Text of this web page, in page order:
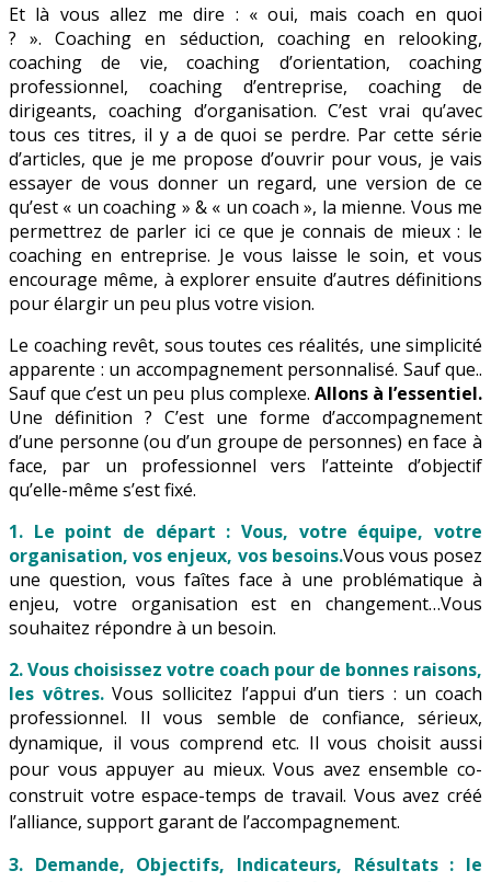
Et là vous allez me dire : « oui, mais coach en quoi
? ». Coaching en séduction, coaching en relooking,
coaching de vie, coaching d’orientation, coaching
professionnel, coaching d’entreprise, coaching de
dirigeants, coaching d’organisation. C’est vrai qu’avec
tous ces titres, il y a de quoi se perdre. Par cette série
d’articles, que je me propose d’ouvrir pour vous, je vais
essayer de vous donner un regard, une version de ce
qu’est « un coaching » & « un coach », la mienne. Vous me
permettrez de parler ici ce que je connais de mieux : le
coaching en entreprise. Je vous laisse le soin, et vous
encourage même, à explorer ensuite d’autres définitions
pour élargir un peu plus votre vision.
Le coaching revêt, sous toutes ces réalités, une simplicité
apparente : un accompagnement personnalisé. Sauf que..
Sauf que c’est un peu plus complexe. Allons à l’essentiel.
Une définition ? C’est une forme d’accompagnement
d’une personne (ou d’un groupe de personnes) en face à
face, par un professionnel vers l’atteinte d’objectif
qu’elle-même s’est fixé.
1. Le point de départ : Vous, votre équipe, votre
organisation, vos enjeux, vos besoins.Vous vous posez
une question, vous faîtes face à une problématique à
enjeu, votre organisation est en changement…Vous
souhaitez répondre à un besoin.
2. Vous choisissez votre coach pour de bonnes raisons,
les vôtres.Vous sollicitez l’appui d’un tiers : un coach
professionnel. Il vous semble de confiance, sérieux,
dynamique, il vous comprend etc. Il vous choisit aussi
pour vous appuyer au mieux. Vous avez ensemble co-
construit votre espace-temps de travail. Vous avez créé
l’alliance, support garant de l’accompagnement.
3. Demande, Objectifs, Indicateurs, Résultats : le